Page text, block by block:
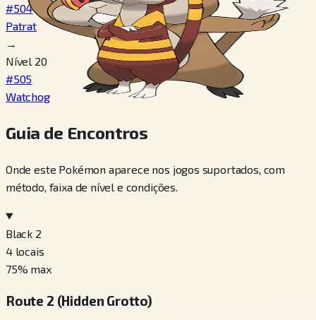
#504
Patrat
→
Nível 20
#505
Watchog
Guia de Encontros
Onde este Pokémon aparece nos jogos suportados, com
método, faixa de nível e condições.
Black 2
4 locais
75% max
Route 2 (Hidden Grotto)